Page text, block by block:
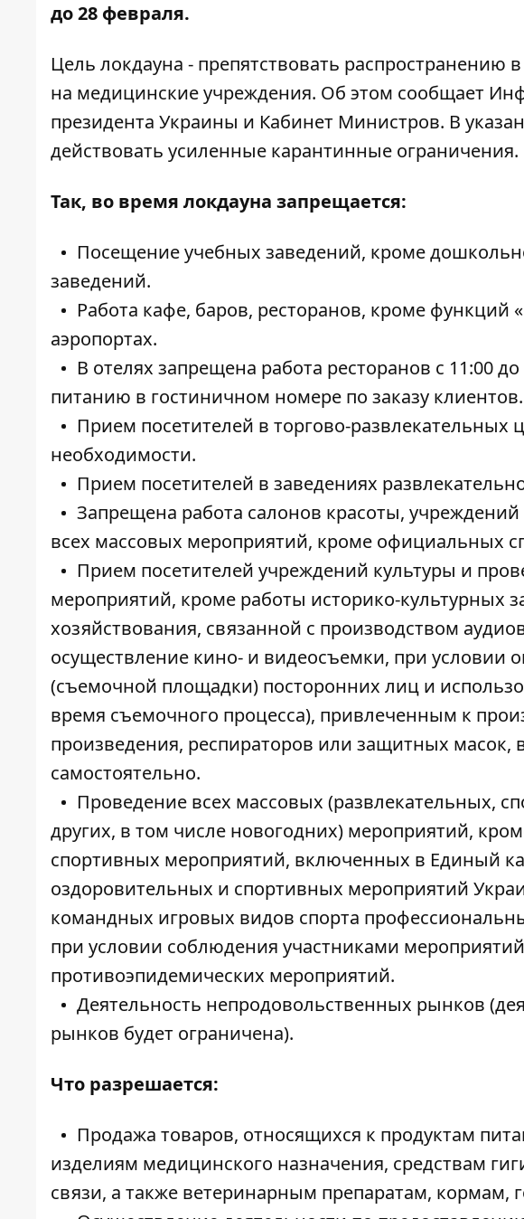
до 28 февраля.
Цель локдауна - препятствовать распространению
на медицинские учреждения. Об этом сообщает
президента Украины и Кабинет Министров. В
действовать усиленные карантинные ограничения.
Так, во время локдауна запрещается:
Посещение учебных заведений, кроме
заведений.
Работа кафе, баров, ресторанов, кроме функций
аэропортах.
В отелях запрещена работа ресторанов с 11:00
питанию в гостиничном номере по заказу клиентов.
Прием посетителей в торгово-развлекательных
необходимости.
Прием посетителей в заведениях
Запрещена работа салонов красоты,
всех массовых мероприятий, кроме официальных
Прием посетителей учреждений культуры и
мероприятий, кроме работы историко-культурных
хозяйствования, связанной с производством
осуществление кино- и видеосъемки, при условии
(съемочной площадки) посторонних лиц и
время съемочного процесса), привлеченным к
произведения, респираторов или защитных масок,
самостоятельно.
Проведение всех массовых (развлекательных,
других, в том числе новогодних) мероприятий,
спортивных мероприятий, включенных в Единый
оздоровительных и спортивных мероприятий
командных игровых видов спорта
при условии соблюдения участниками
противоэпидемических мероприятий.
Деятельность непродовольственных рынков
рынков будет ограничена).
Что разрешается:
Продажа товаров, относящихся к продуктам
изделиям медицинского назначения, средствам
связи, а также ветеринарным препаратам, кормам,